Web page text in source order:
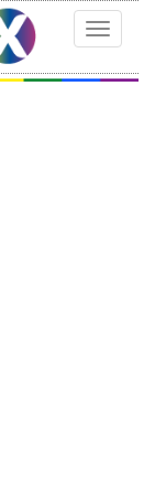
Toggle